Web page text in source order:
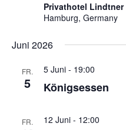
Privathotel Lindtner
Hamburg, Germany
Juni 2026
FR.
5
5 Juni - 19:00
Königsessen
FR. 12 Juni - 12:00